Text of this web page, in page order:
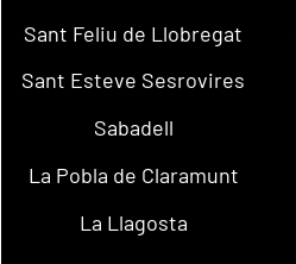
Sant Feliu de Llobregat
Sant Esteve Sesrovires
Sabadell
La Pobla de Claramunt
La Llagosta